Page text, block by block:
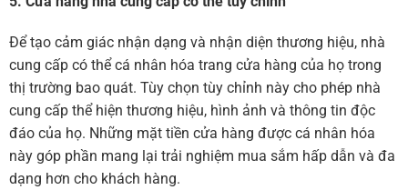
Để tạo cảm giác nhận dạng và nhận diện thương hiệu, nhà
cung cấp có thể cá nhân hóa trang cửa hàng của họ trong
thị trường bao quát. Tùy chọn tùy chỉnh này cho phép nhà
cung cấp thể hiện thương hiệu, hình ảnh và thông tin độc
đáo của họ. Những mặt tiền cửa hàng được cá nhân hóa
này góp phần mang lại trải nghiệm mua sắm hấp dẫn và đa
dạng hơn cho khách hàng.